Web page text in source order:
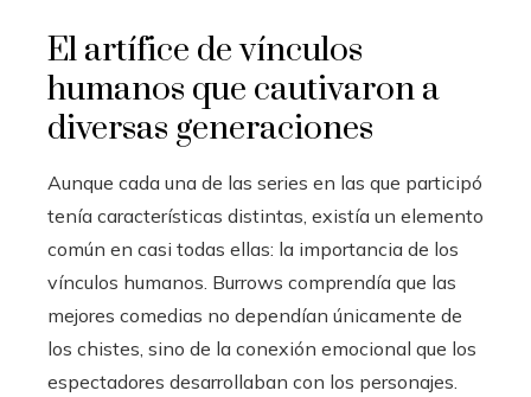
El artífice de vínculos
humanos que cautivaron a
diversas generaciones
Aunque cada una de las series en las que participó
tenía características distintas, existía un elemento
común en casi todas ellas: la importancia de los
vínculos humanos. Burrows comprendía que las
mejores comedias no dependían únicamente de
los chistes, sino de la conexión emocional que los
espectadores desarrollaban con los personajes.